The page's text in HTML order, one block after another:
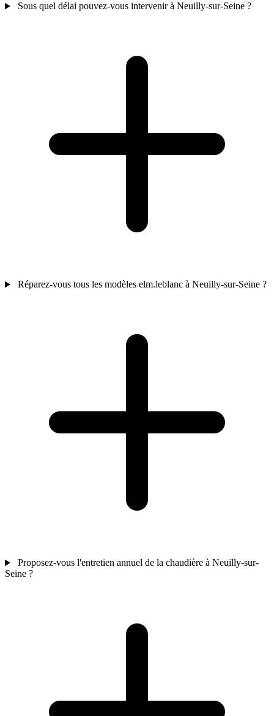
Sous quel délai pouvez-vous intervenir à Neuilly-sur-Seine ?
Réparez-vous tous les modèles elm.leblanc à Neuilly-sur-Seine ?
Proposez-vous l'entretien annuel de la chaudière à Neuilly-sur-
Seine ?